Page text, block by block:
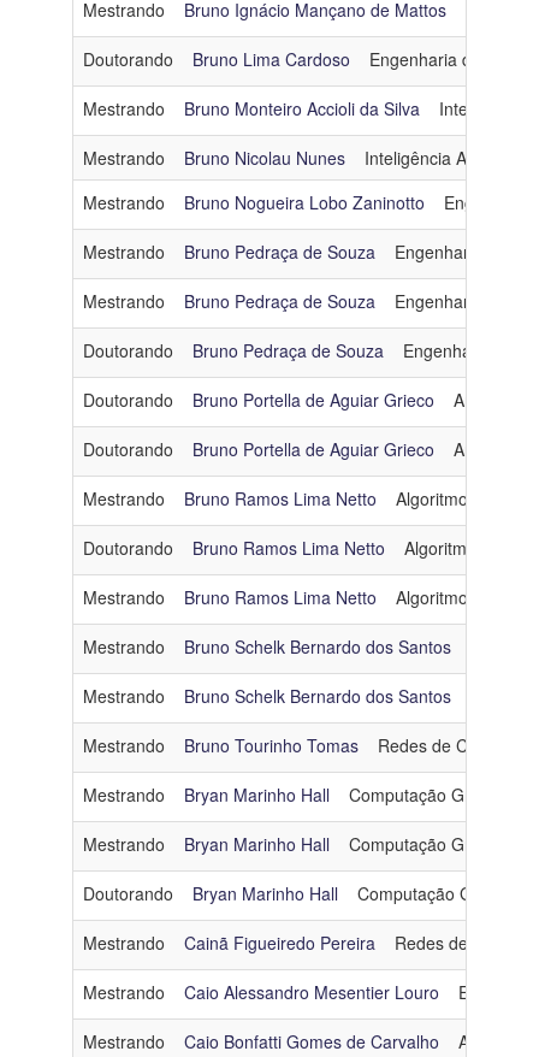
Mestrando Bruno Ignácio Mançano de Mattos
Doutorando Bruno Lima Cardoso Engenharia de
Mestrando Bruno Monteiro Accioli da Silva Inteligência
Mestrando Bruno Nicolau Nunes Inteligência Artificial
Mestrando
Bruno Nogueira Lobo Zaninotto Engenharia
Mestrando Bruno Pedraça de Souza Engenharia de
Mestrando Bruno Pedraça de Souza Engenharia de
Doutorando Bruno Pedraça de Souza Engenharia de
Doutorando Bruno Portella de Aguiar Grieco
Doutorando Bruno Portella de Aguiar Grieco
Mestrando Bruno Ramos Lima Netto Algoritmos e
Doutorando Bruno Ramos Lima Netto Algoritmos e
Mestrando Bruno Ramos Lima Netto Algoritmos e
Mestrando Bruno Schelk Bernardo dos Santos
Mestrando Bruno Schelk Bernardo dos Santos
Mestrando Bruno Tourinho Tomas Redes de
Mestrando Bryan Marinho Hall Computação Gráfica
Mestrando Bryan Marinho Hall Computação Gráfica
Doutorando Bryan Marinho Hall Computação Gráfica
Mestrando Cainã Figueiredo Pereira Redes de
Mestrando Caio Alessandro Mesentier Louro
Mestrando Caio Bonfatti Gomes de Carvalho